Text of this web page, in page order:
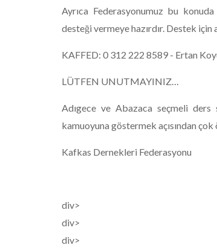
Ayrıca Federasyonumuz bu
desteği vermeye hazırdır. Destek
KAFFED: 0 312 222 8589 - Ertan
LÜTFEN UNUTMAYINIZ…
Adıgece ve Abazaca seçmeli ders
kamuoyuna göstermek açısından
Kafkas Dernekleri Federasyonu
div>
div>
div>